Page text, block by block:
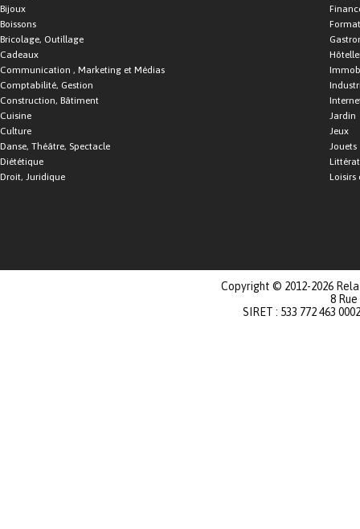
Bijoux
Boissons
Bricolage, Outillage
Cadeaux
Communication , Marketing et Médias
Comptabilité, Gestion
Construction, Bâtiment
Cuisine
Culture
Danse, Théâtre, Spectacle
Diététique
Droit, Juridique
Jardin
Jeux
Jouets
Loisirs
Copyright © 2012-2026
8
SIRET : 533 772 463